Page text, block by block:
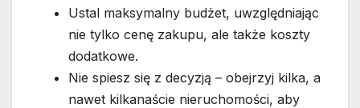
Ustal maksymalny budżet, uwzględniając
nie tylko cenę zakupu, ale także koszty
dodatkowe.
Nie spiesz się z decyzją – obejrzyj kilka, a
nawet kilkanaście nieruchomości, aby